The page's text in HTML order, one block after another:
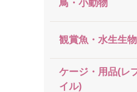
鳥・小動物
観賞魚・水生生物
ケージ・用品(レ
イル)